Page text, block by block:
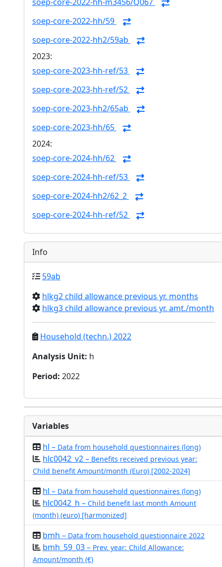
soep-core-2022-hh-m3456/Q067
soep-core-2022-hh/59
soep-core-2022-hh2/59ab
2023:
soep-core-2023-hh-ref/53
soep-core-2023-hh-ref/52
soep-core-2023-hh2/65ab
soep-core-2023-hh/65
2024:
soep-core-2024-hh/62
soep-core-2024-hh-ref/53
soep-core-2024-hh2/62_2
soep-core-2024-hh-ref/52
Info
59ab
hlkg2 child allowance previous yr. months
hlkg3 child allowance previous yr. amt./month
Household (techn.) 2022
Analysis Unit: h
Period: 2022
Variables
hl – Data from household questionnaires (long)
hlc0042_v2 – Benefits received previous year:
Child benefit Amount/month (Euro) [2002-2024]
hl – Data from household questionnaires (long)
hlc0042_h – Child benefit last month Amount
(month) (euro) [harmonized]
bmh – Data from household questionnaire 2022
bmh_59_03 – Prev. year: Child Allowance:
Amount/month (€)